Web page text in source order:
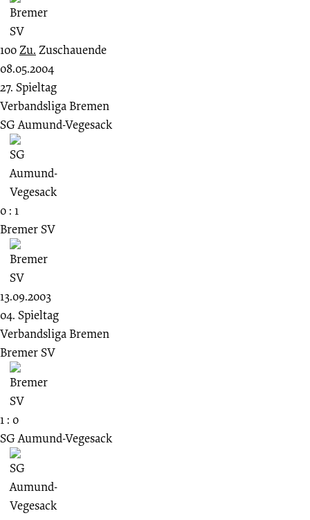
100Zu. Zuschauende
08.05.2004
27. Spieltag
Verbandsliga Bremen
SG Aumund-Vegesack
0 : 1
Bremer SV
13.09.2003
04. Spieltag
Verbandsliga Bremen
Bremer SV
1 : 0
SG Aumund-Vegesack